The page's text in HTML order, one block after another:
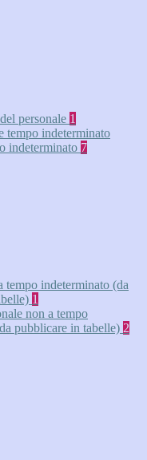
personale 1
tempo indeterminato
indeterminato 7
tempo indeterminato (da
1
non a tempo
pubblicare in tabelle) 2